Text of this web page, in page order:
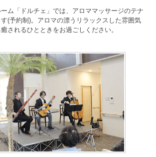
ム「ドルチェ」では、アロママッサージのテナ
(予約制)。アロマの漂うリラックスした雰囲気
されるひとときをお過ごしください。